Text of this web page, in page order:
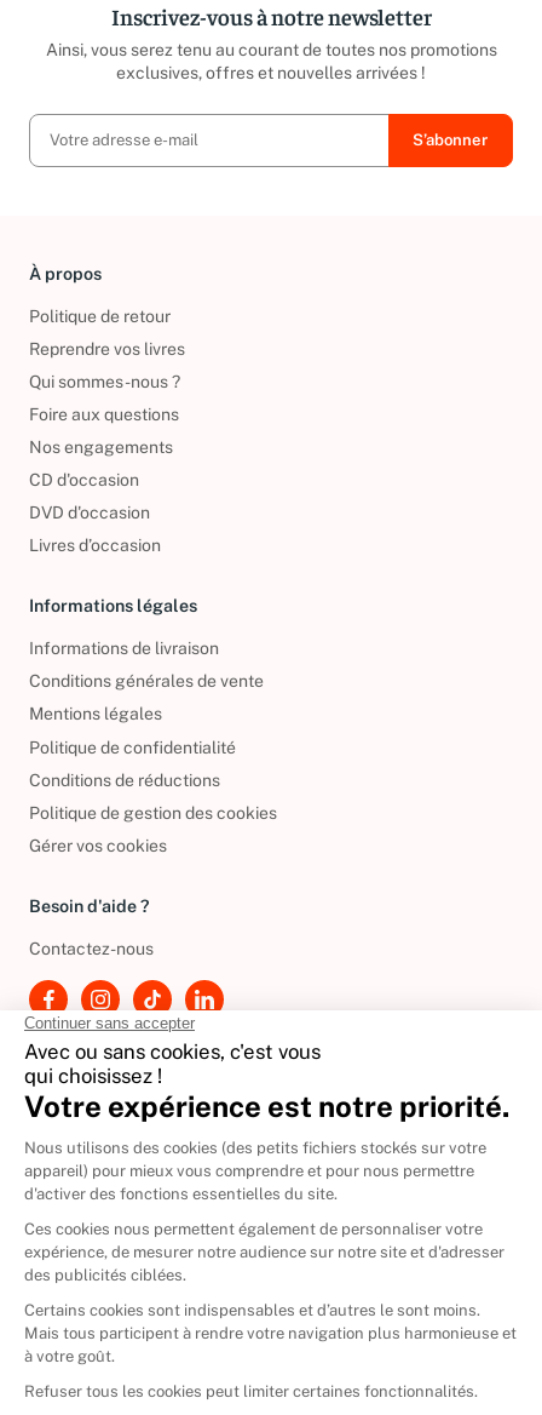
Inscrivez-vous à notre newsletter
Ainsi, vous serez tenu au courant de toutes nos promotions
exclusives, offres et nouvelles arrivées !
À propos
Politique de retour
Reprendre vos livres
Qui sommes-nous ?
Foire aux questions
Nos engagements
CD d'occasion
DVD d'occasion
Livres d’occasion
Informations légales
Informations de livraison
Conditions générales de vente
Mentions légales
Politique de confidentialité
Conditions de réductions
Politique de gestion des cookies
Gérer vos cookies
Besoin d'aide ?
Contactez-nous
International
🇪🇸Espagne
🇮🇹Italie
Donner vos livres